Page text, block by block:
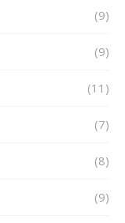
(9)
(9)
(11)
(7)
(8)
(9)